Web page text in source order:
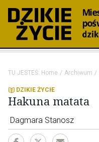
TU JESTEŚ: Home Archiwum
DZIKIE ŻYCIE
Hakuna matata
Dagmara Stanosz